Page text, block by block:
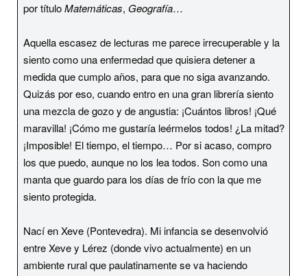
por títuloMatemáticas, Geografía…
Aquella escasez de lecturas me parece irrecuperable y la
siento como una enfermedad que quisiera detener a
medida que cumplo años, para que no siga avanzando.
Quizás por eso, cuando entro en una gran librería siento
una mezcla de gozo y de angustia: ¡Cuántos libros! ¡Qué
maravilla! ¡Cómo me gustaría leérmelos todos! ¿La mitad?
¡Imposible! El tiempo, el tiempo… Por si acaso, compro
los que puedo, aunque no los lea todos. Son como una
manta que guardo para los días de frío con la que me
siento protegida.
Nací en Xeve (Pontevedra). Mi infancia se desenvolvió
entre Xeve y Lérez (donde vivo actualmente) en un
ambiente rural que paulatinamente se va haciendo